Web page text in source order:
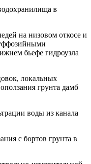
в
на низовом откосе и
бьефе гидроузла
локальных
грунта дамб
воды из канала
с бортов грунта в